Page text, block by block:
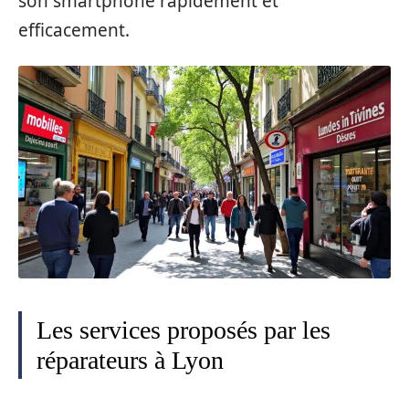
efficacement.
Les services proposés par les
réparateurs à Lyon